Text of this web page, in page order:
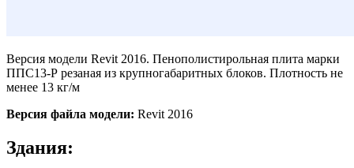
Версия модели Revit 2016. Пенополистирольная плита марки
ППС13-Р резаная из крупногабаритных блоков. Плотность не
менее 13 кг/м
Версия файла модели: Revit 2016
Здания: